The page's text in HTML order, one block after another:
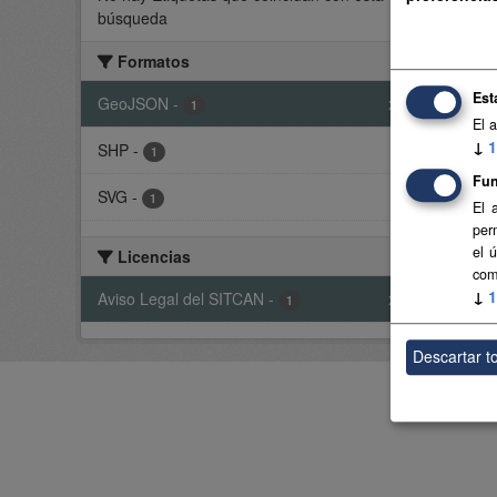
búsqueda
Formatos
GeoJSON - 1 x
SHP - 1
SVG - 1
Licencias
Aviso Legal del SITCAN - 1 x
El
↓ 1
El
el
↓ 1
Descartar